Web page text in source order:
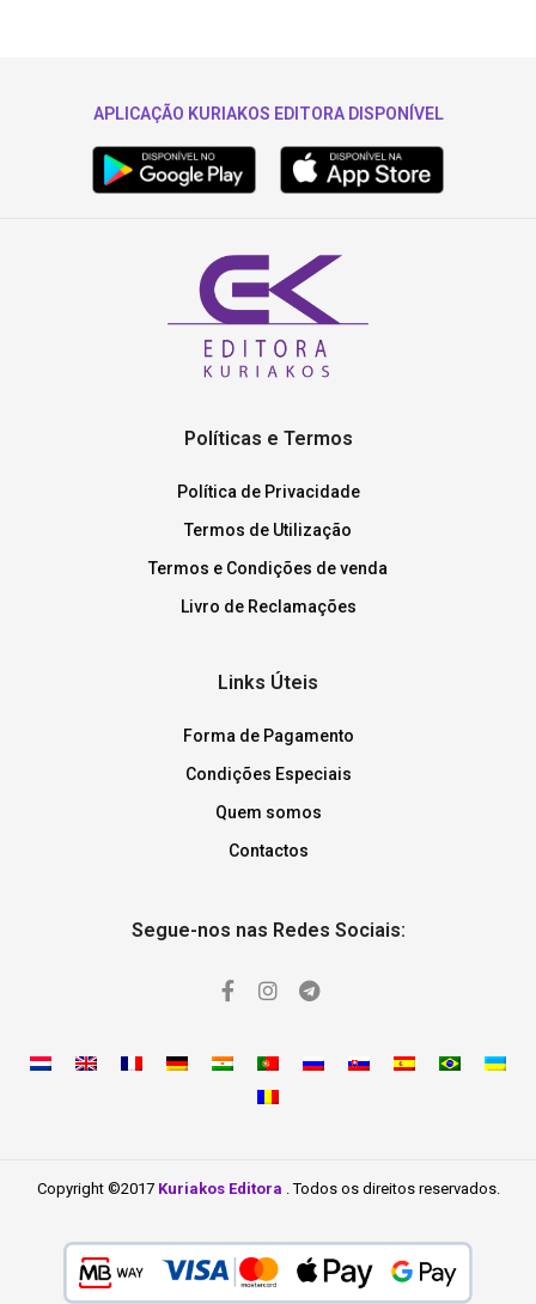
APLICAÇÃO KURIAKOS EDITORA DISPONÍVEL
Políticas e Termos
Política de Privacidade
Termos de Utilização
Termos e Condições de venda
Livro de Reclamações
Links Úteis
Forma de Pagamento
Condições Especiais
Quem somos
Contactos
Segue-nos nas Redes Sociais:
Copyright ©2017 Kuriakos Editora . Todos os direitos reservados.